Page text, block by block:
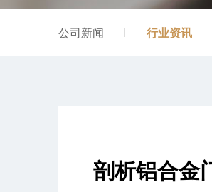
公司新闻 行业资讯
剖析铝合金